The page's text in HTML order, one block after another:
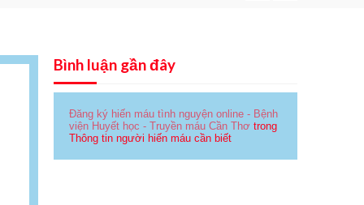
Bình luận gần đây
Đăng ký hiến máu tình nguyện online - Bệnh
viện Huyết học - Truyền máu Cần Thơ trong
Thông tin người hiến máu cần biết